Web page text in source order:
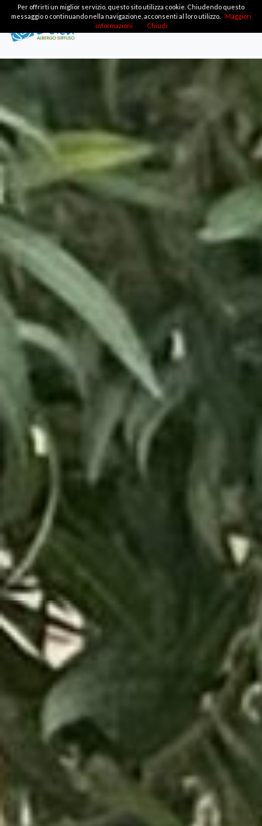
Per offrirti un miglior servizio, questo sito utilizza cookie. Chiudendo questo
messaggio o continuando nella navigazione, acconsenti al loro utilizzo.
Maggiori
informazioni
Chiudi